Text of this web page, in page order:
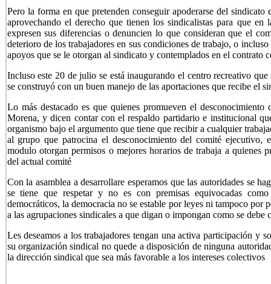
Pero la forma en que pretenden conseguir apoderarse del sindicato
aprovechando el derecho que tienen los sindicalistas para que en
expresen sus diferencias o denuncien lo que consideran que el
deterioro de los trabajadores en sus condiciones de trabajo, o
apoyos que se le otorgan al sindicato y contemplados en el contrato
Incluso este 20 de julio se está inaugurando el centro recreativo
se construyó con un buen manejo de las aportaciones que recibe el
Lo más destacado es que quienes promueven el
Morena, y dicen contar con el respaldo partidario e institucional
organismo bajo el argumento que tiene que recibir a cualquier
al grupo que patrocina el desconocimiento del comité ejecutivo,
modulo otorgan permisos o mejores horarios de trabaja a quienes
del actual comité
Con la asamblea a desarrollare esperamos que las autoridades se
se tiene que respetar y no es con premisas equivocadas como
democráticos, la democracia no se estable por leyes ni tampoco por
a las agrupaciones sindicales a que digan o impongan como se
Les deseamos a los trabajadores tengan una activa participación y
su organización sindical no quede a disposición de ninguna
la dirección sindical que sea más favorable a los intereses colectivos